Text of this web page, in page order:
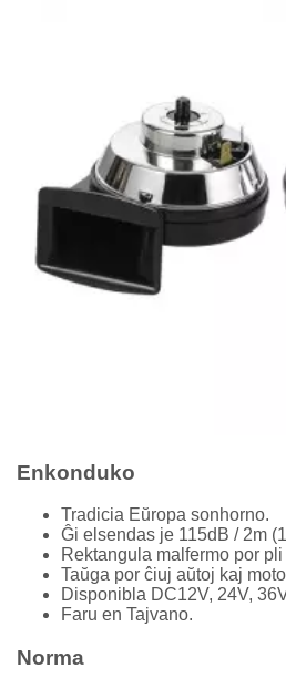
Enkonduko
Tradicia Eŭropa sonhorno.
Ĝi elsendas je 115dB / 2m
Rektangula malfermo por
Taŭga por ĉiuj aŭtoj kaj
Disponibla DC12V, 24V,
Faru en Tajvano.
Norma